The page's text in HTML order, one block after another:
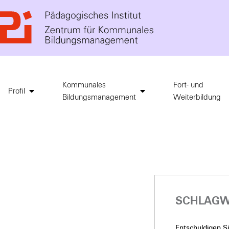
Profil
Kommunales
Bildungsmanagement
Fort- und
Weiterbildung